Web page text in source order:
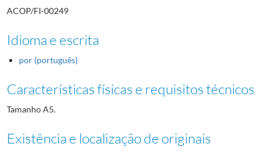
ACOP/FI-00249
Idioma e escrita
por (português)
Características físicas e requisitos técnicos
Tamanho A5.
Existência e localização de originais